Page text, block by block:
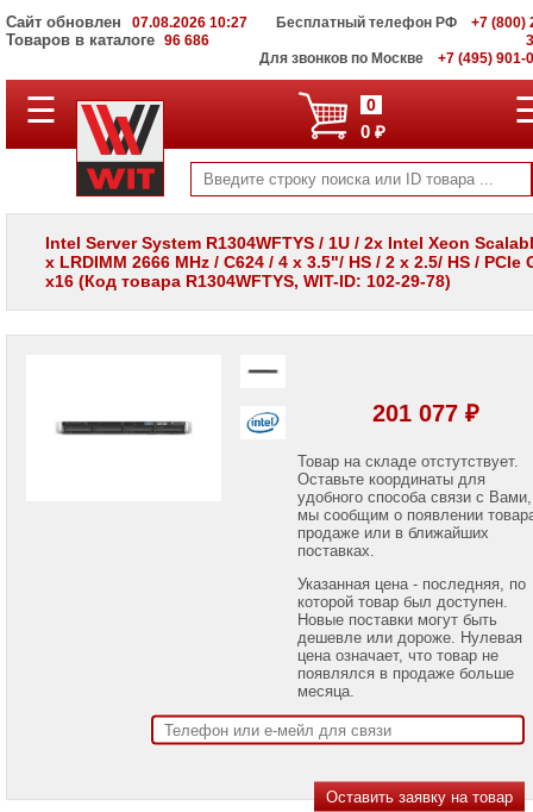
Сайт обновлен 07.08.2026 10:27
Товаров в каталоге 96 686
Бесплатный телефон РФ
+7 (800)
Для звонков по Москве
+7 (495) 901-
ПОЛНЫЙ
КАТАЛОГ
Корпоративные
серверы
WIT
Системы
хранения
данных
LCD
панели
☰ 0
0 ₽
Intel Server System R1304WFTYS / 1U / 2x Intel Xeon
x LRDIMM 2666 MHz / C624 / 4 x 3.5"/ HS / 2 x 2.5/ HS / PCIe
x16 (Код товара R1304WFTYS, WIT-ID: 102-29-78)
201 077 ₽
Товар на складе отстутствует.
Оставьте координаты для
удобного способа связи с Вами,
мы сообщим о появлении
продаже или в ближайших
поставках.
Указанная цена - последняя, по
которой товар был доступен.
Новые поставки могут быть
дешевле или дороже. Нулевая
цена означает, что товар не
появлялся в продаже больше
месяца.